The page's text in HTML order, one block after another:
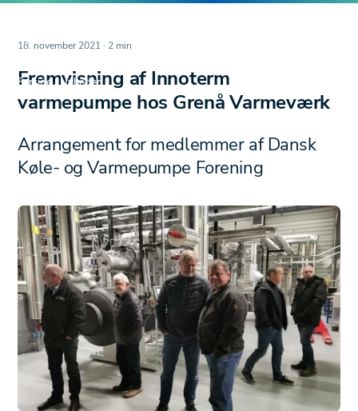
Forside/Nyheder
18. november 2021 · 2 min
Fremvisning af Innoterm
varmepumpe hos Grenå Varmeværk
Arrangement for medlemmer af Dansk
Køle- og Varmepumpe Forening